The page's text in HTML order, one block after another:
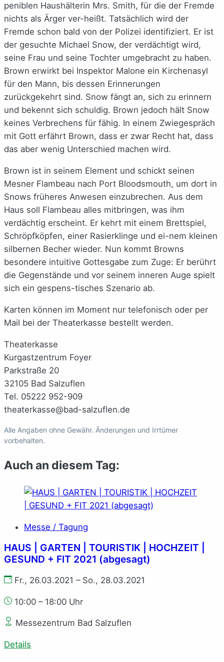
peniblen Haushälterin Mrs. Smith, für die der Fremde
nichts als Ärger ver-heißt. Tatsächlich wird der
Fremde schon bald von der Polizei identifiziert. Er ist
der gesuchte Michael Snow, der verdächtigt wird,
seine Frau und seine Tochter umgebracht zu haben.
Brown erwirkt bei Inspektor Malone ein Kirchenasyl
für den Mann, bis dessen Erinnerungen
zurückgekehrt sind. Snow fängt an, sich zu erinnern
und bekennt sich schuldig. Brown jedoch hält Snow
keines Verbrechens für fähig. In einem Zwiegespräch
mit Gott erfährt Brown, dass er zwar Recht hat, dass
das aber wenig Unterschied machen wird.
Brown ist in seinem Element und schickt seinen
Mesner Flambeau nach Port Bloodsmouth, um dort in
Snows früheres Anwesen einzubrechen. Aus dem
Haus soll Flambeau alles mitbringen, was ihm
verdächtig erscheint. Er kehrt mit einem Brettspiel,
Schröpfköpfen, einer Rasierklinge und ei-nem kleinen
silbernen Becher wieder. Nun kommt Browns
besondere intuitive Gottesgabe zum Zuge: Er berührt
die Gegenstände und vor seinem inneren Auge spielt
sich ein gespens-tisches Szenario ab.
Karten können im Moment nur telefonisch oder per
Mail bei der Theaterkasse bestellt werden.
Theaterkasse
Kurgastzentrum Foyer
Parkstraße 20
32105 Bad Salzuflen
Tel. 05222 952-909
theaterkasse@bad-salzuflen.de
Alle Angaben ohne Gewähr. Änderungen und Irrtümer
vorbehalten.
Auch an diesem Tag:
Messe / Tagung
HAUS | GARTEN | TOURISTIK | HOCHZEIT |
GESUND + FIT 2021 (abgesagt)
Fr., 26.03.2021 – So., 28.03.2021
10:00 – 18:00 Uhr
Messezentrum Bad Salzuflen
Details